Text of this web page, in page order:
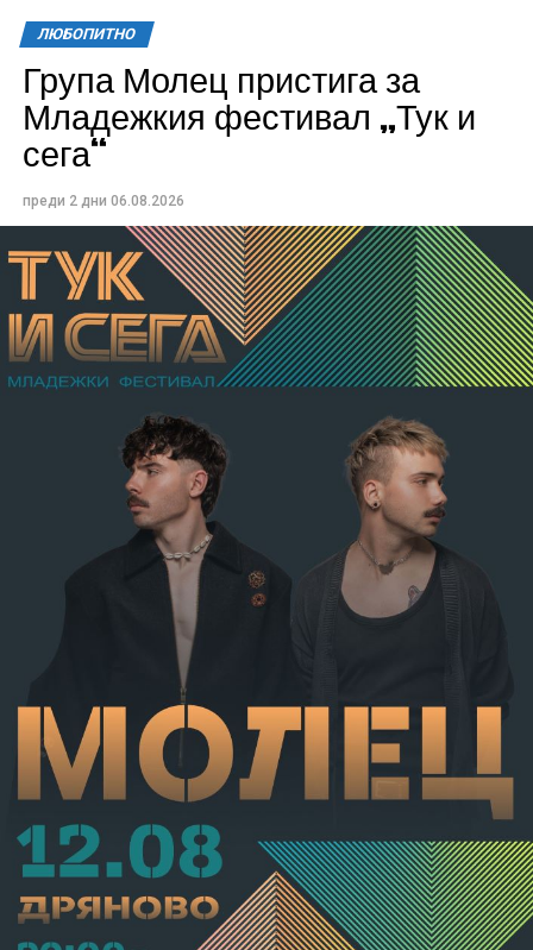
За извършеното престъпление 37-годишният бе
осъден с наложено наказание 1 година и 8 месеца
лишаване от свобода, чието изпълнение бб отложено
за срок от 4 години и 6 месеца.
Съучастникът му, с инициали А.Н. на 19 години, пък
бе признат за виновен за това, че причинил по
хулигански подбуди леки телесни повреди на В.А. –
разкъсно-контузни рани в теменно-тилната област и
в областта на носа, и охлузни рани, довели до
разстройство на здравето, неопасно за живота.
Престъплението бе класифицирано по чл.131 ал.1
т.12 пр.1, вр. чл.130 ал.1 от НК, като А.Н. е освободен
от наказателна отговорност и му е наложено
административно наказание по реда на чл.78а ал.1
от НК – глоба в размер на 306,77 евро.
С постановление на Районна прокуратура-Габрово
В.А. е бил задържан за срок до 72 часа, а с
определение на Районен съд-Габрово спрямо него е
взета мярка за неотклонение „домашен арест“.
Съдебният акт е окончателен.
ЛЮБОПИТНО
Група Молец пристига за
Младежкия фестивал „Тук и
сега“
преди 2 дни 06.08.2026